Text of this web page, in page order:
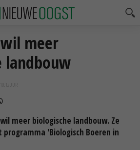
meer
landbouw
meer biologische landbouw. Ze
'Biologisch Boeren in